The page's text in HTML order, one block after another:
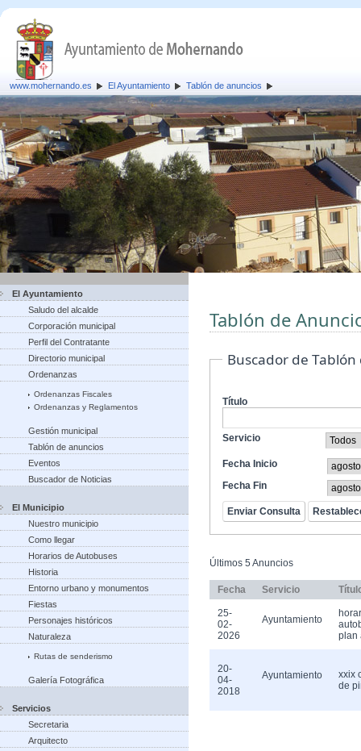
www.mohernando.es El Ayuntamiento Tablón de anuncios
El Ayuntamiento
Saludo del alcalde
Corporación municipal
Perfil del Contratante
Directorio municipal
Ordenanzas
Ordenanzas Fiscales
Ordenanzas y Reglamentos
Gestión municipal
Tablón de anuncios
Eventos
Buscador de Noticias
El Municipio
Nuestro municipio
Como llegar
Horarios de Autobuses
Historia
Entorno urbano y monumentos
Fiestas
Personajes históricos
Naturaleza
Rutas de senderismo
Galería Fotográfica
Servicios
Secretaria
Arquitecto
Tablón de
Buscador de
Título
Servicio
Fecha Inicio
Fecha Fin
Últimos 5 Anuncios
Fecha Servicio
25-
02-
2026
Ayuntamiento
plan
20-
04-
2018
Ayuntamiento
xxix
de